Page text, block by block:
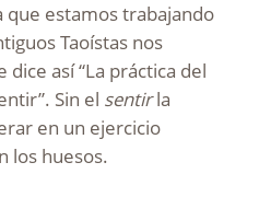
que estamos trabajando
Taoístas nos
así “La práctica del
Sin el sentirla
en un ejercicio
los huesos.